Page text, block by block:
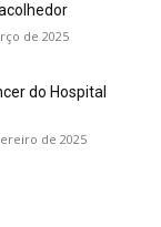
de 2025
do Hospital
de 2025